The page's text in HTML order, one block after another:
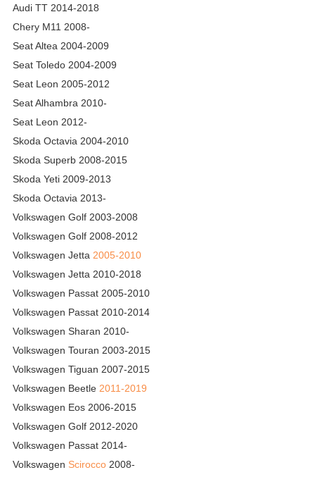
Audi TT 2014-2018
Chery M11 2008-
Seat Altea 2004-2009
Seat Toledo 2004-2009
Seat Leon 2005-2012
Seat Alhambra 2010-
Seat Leon 2012-
Skoda Octavia 2004-2010
Skoda Superb 2008-2015
Skoda Yeti 2009-2013
Skoda Octavia 2013-
Volkswagen Golf 2003-2008
Volkswagen Golf 2008-2012
Volkswagen Jetta 2005-2010
Volkswagen Jetta 2010-2018
Volkswagen Passat 2005-2010
Volkswagen Passat 2010-2014
Volkswagen Sharan 2010-
Volkswagen Touran 2003-2015
Volkswagen Tiguan 2007-2015
Volkswagen Beetle 2011-2019
Volkswagen Eos 2006-2015
Volkswagen Golf 2012-2020
Volkswagen Passat 2014-
Volkswagen Scirocco 2008-